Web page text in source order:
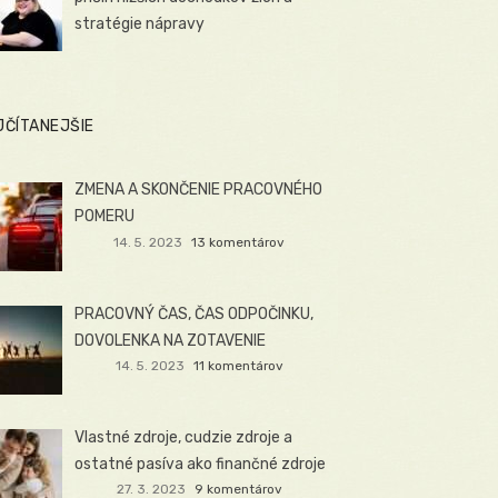
stratégie nápravy
ZMENA A SKONČENIE PRACOVNÉHO
POMERU
14. 5. 2023 13 komentárov
PRACOVNÝ ČAS, ČAS ODPOČINKU,
DOVOLENKA NA ZOTAVENIE
14. 5. 2023 11 komentárov
Vlastné zdroje, cudzie zdroje a
ostatné pasíva ako finančné zdroje
27. 3. 2023 9 komentárov